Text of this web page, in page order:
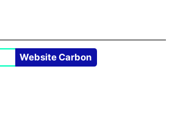
Website Carbon